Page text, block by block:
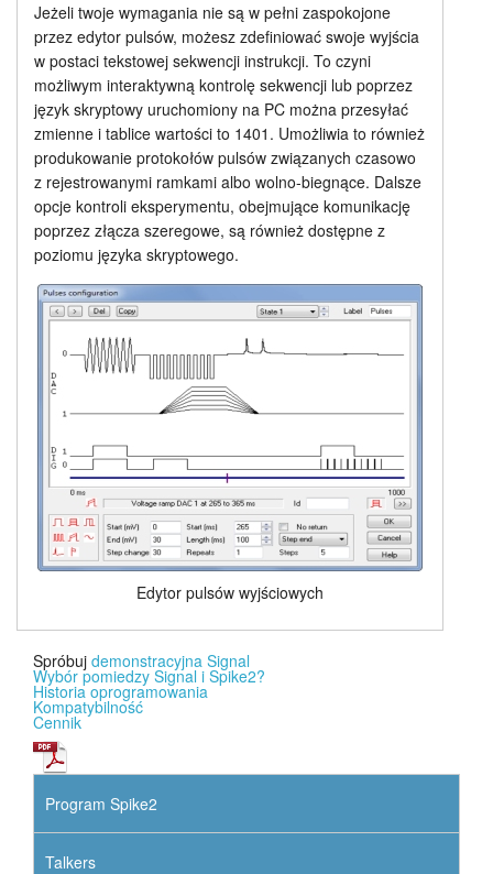
Jeżeli twoje wymagania nie są w pełni zaspokojone
przez edytor pulsów, możesz zdefiniować swoje wyjścia
w postaci tekstowej sekwencji instrukcji. To czyni
możliwym interaktywną kontrolę sekwencji lub poprzez
język skryptowy uruchomiony na PC można przesyłać
zmienne i tablice wartości to 1401. Umożliwia to również
produkowanie protokołów pulsów związanych czasowo
z rejestrowanymi ramkami albo wolno-biegnące. Dalsze
opcje kontroli eksperymentu, obejmujące komunikację
poprzez złącza szeregowe, są również dostępne z
poziomu języka skryptowego.
Edytor pulsów wyjściowych
Spróbuj demonstracyjna Signal
Wybór pomiedzy Signal i Spike2?
Historia oprogramowania
Kompatybilność
Cennik
Program Spike2
Talkers